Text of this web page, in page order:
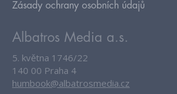
Zásady ochrany osobních údajů
Albatros Media a.s.
5. května 1746/22
140 00 Praha 4
humbook@albatrosmedia.cz